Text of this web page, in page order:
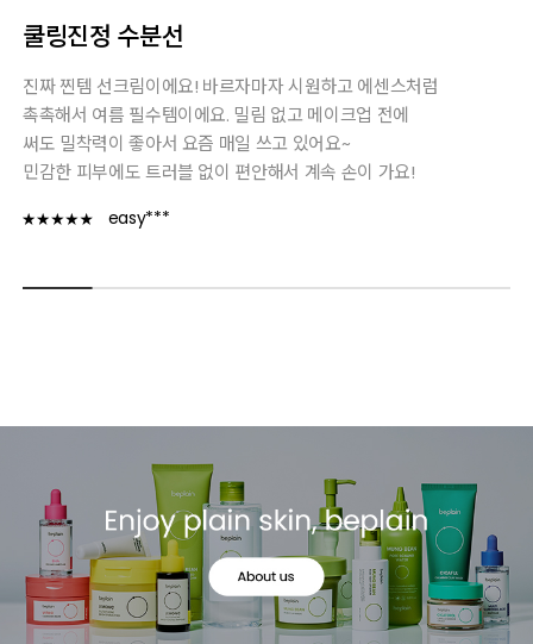
쿨링진정 수분선
진짜 찐템 선크림이에요! 바르자마자 시원하고 에센스처럼
촉촉해서 여름 필수템이에요. 밀림 없고 메이크업 전에
써도 밀착력이 좋아서 요즘 매일 쓰고 있어요~
민감한 피부에도 트러블 없이 편안해서 계속 손이 가요!
easy***